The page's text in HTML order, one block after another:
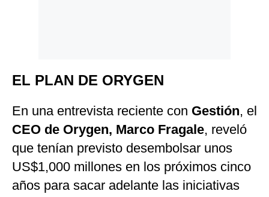
EL PLAN DE ORYGEN
En una entrevista reciente con Gestión, el
CEO de Orygen, Marco Fragale, reveló
que tenían previsto desembolsar unos
US$1,000 millones en los próximos cinco
años para sacar adelante las iniciativas